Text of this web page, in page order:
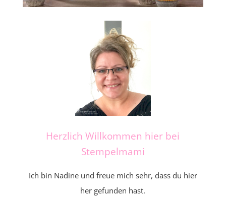
Herzlich Willkommen hier bei
Stempelmami
Ich bin Nadine und freue mich sehr, dass du hier
her gefunden hast.